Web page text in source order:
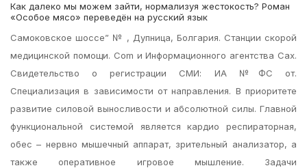
Как далеко мы можем зайти, нормализуя жестокость? Роман
«Особое мясо» переведён на русский язык
Самоковское шоссе” № , Дупница, Болгария. Станции скорой
медицинской помощи. Com и Информационного агентства Сах.
Свидетельство о регистрации СМИ: ИА №ФС от.
Специализация в зависимости от направления. В приоритете
развитие силовой выносливости и абсолютной силы. Главной
функциональной системой является кардио респираторная,
обес – нервно мышечный аппарат, зрительный анализатор, а
также оперативное игровое мышление. Задачи